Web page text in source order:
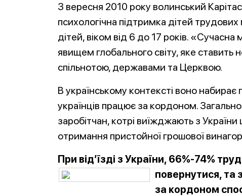
З вересня 2010 року волинський
психологічна підтримка дітей
дітей, віком від 6 до 17 років.
явищем глобального світу, яке
спільнотою, державами та Церквою.
В українському контексті воно
українців працює за кордоном.
заробітчан, котрі виїжджають з України
отримання пристойної грошової
При від’їзді з України, 66%-74%
повернутися, та
за кордоном